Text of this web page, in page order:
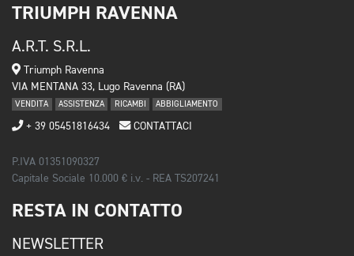
TRIUMPH RAVENNA
A.R.T. S.R.L.
Triumph Ravenna
VIA MENTANA 33, Lugo Ravenna (RA)
VENDITA ASSISTENZA RICAMBI ABBIGLIAMENTO
+ 39 05451816434 CONTATTACI
P.IVA 01351090327
Capitale Sociale 10.000 € i.v. - REA TS207241
RESTA IN CONTATTO
NEWSLETTER